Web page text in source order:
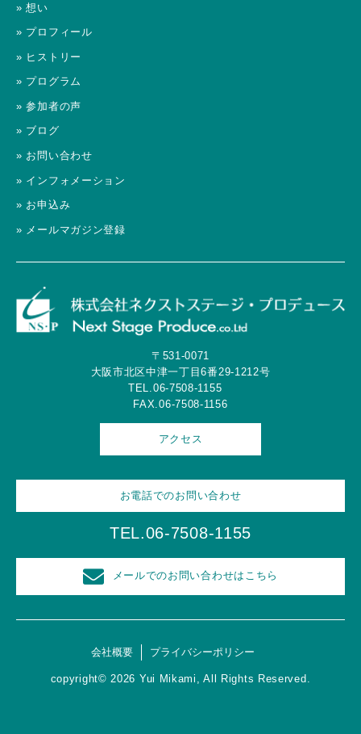
» 想い
» プロフィール
» ヒストリー
» プログラム
» 参加者の声
» ブログ
» お問い合わせ
» インフォメーション
» お申込み
» メールマガジン登録
〒531-0071
大阪市北区中津一丁目6番29-1212号
TEL.06-7508-1155
FAX.06-7508-1156
アクセス
お電話でのお問い合わせ
TEL.06-7508-1155
メールでのお問い合わせはこちら
会社概要 プライバシーポリシー
copyright© 2026 Yui Mikami, All Rights Reserved.